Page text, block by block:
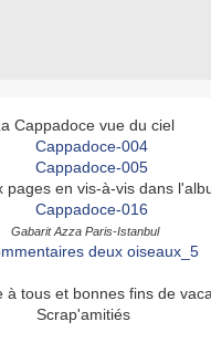
Cappadoce vue du ciel
pages en vis-à-vis dans
Gabarit Azza Paris-Istanbul
à tous et bonnes fins de
Scrap'amitiés